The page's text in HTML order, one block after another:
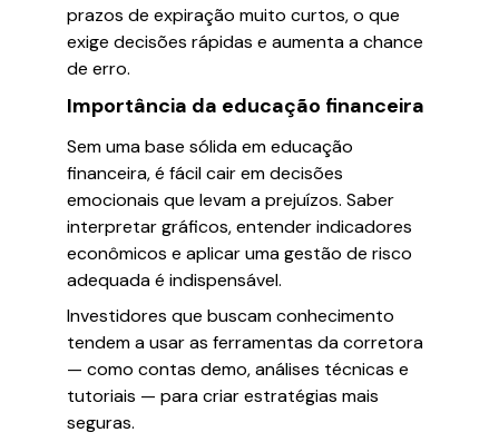
prazos de expiração muito curtos, o que
exige decisões rápidas e aumenta a chance
de erro.
Importância da educação financeira
Sem uma base sólida em educação
financeira, é fácil cair em decisões
emocionais que levam a prejuízos. Saber
interpretar gráficos, entender indicadores
econômicos e aplicar uma gestão de risco
adequada é indispensável.
Investidores que buscam conhecimento
tendem a usar as ferramentas da corretora
— como contas demo, análises técnicas e
tutoriais — para criar estratégias mais
seguras.